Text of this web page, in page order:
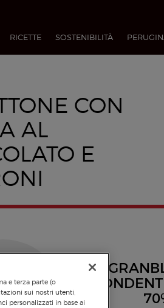
RICETTE SOSTENIBILITÀ
CON
AL
E
e terza parte (o
sui nostri utenti,
personalizzati in base ai